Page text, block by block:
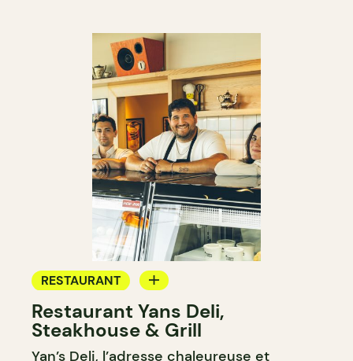
RESTAURANT
CAFÉ
COMPTOIR
Restaurant Yans Deli,
Steakhouse & Grill
Yan’s Deli, l’adresse chaleureuse et